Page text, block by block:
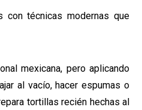
con técnicas modernas que
mexicana, pero aplicando
al vacío, hacer espumas o
tortillas recién hechas al